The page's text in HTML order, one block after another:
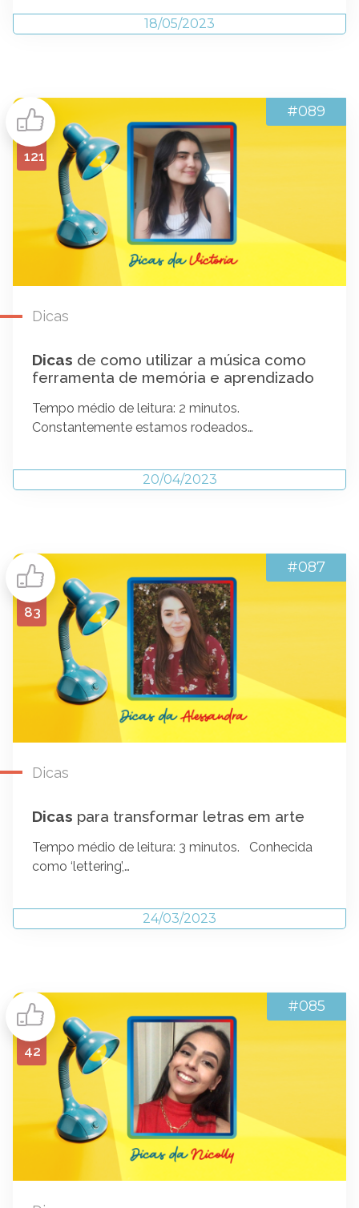
18/05/2023
121
Dicas
Dicas de como utilizar a música como
ferramenta de memória e aprendizado
Tempo médio de leitura: 2 minutos.
Constantemente estamos rodeados…
#089
20/04/2023
83
Dicas
Dicas para transformar letras em arte
Tempo médio de leitura: 3 minutos. Conhecida
como ‘lettering’,…
#087
24/03/2023
42
#085